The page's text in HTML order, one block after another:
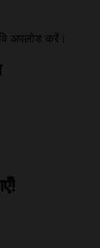
अपलोड करें।